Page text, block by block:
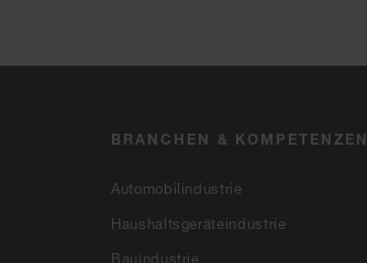
BRANCHEN & KOMPETENZEN
Automobilindustrie
Haushaltsgeräteindustrie
Bauindustrie